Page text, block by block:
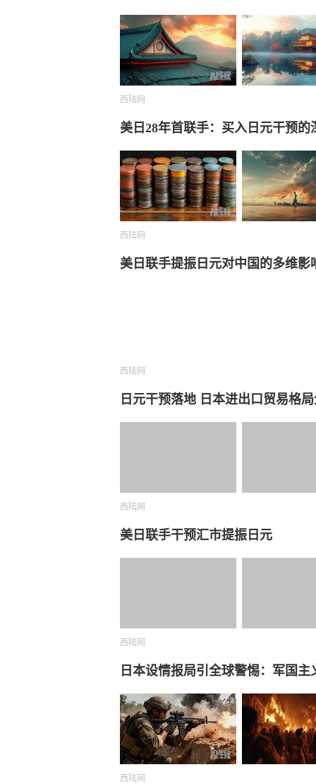
西陆网
美日28年首联手：买入日元干预的
西陆网
美日联手提振日元对中国的多维影
西陆网
日元干预落地 日本进出口贸易格
西陆网
美日联手干预汇市提振日元
西陆网
日本设情报局引全球警惕：军国主
西陆网